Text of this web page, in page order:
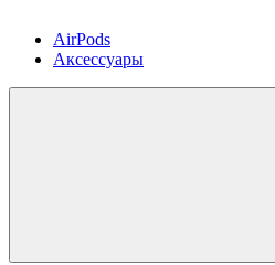
AirPods
Аксессуары